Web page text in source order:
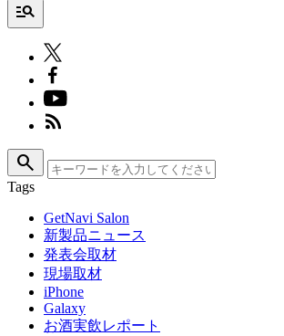
manage_search
search
Tags
GetNavi Salon
新製品ニュース
発表会取材
現場取材
iPhone
Galaxy
お酒実飲レポート